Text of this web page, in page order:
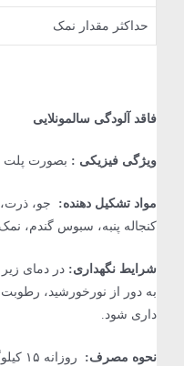
حداکثر مقدار نمک
فاقد آلودگی سالمونلایی
ویژگی فیزیکی : بصورت پلت های
مواد تشکیل دهنده: جو، ذرت،
کنجاله پنبه، سبوس گندم،
شرایط نگهداری:
به دور از نورخورشید،
داری شود.
نحوه مصرف: